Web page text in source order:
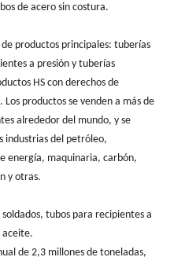
de acero sin costura.
productos principales: tuberías
a presión y tuberías
HS con derechos de
productos se venden a más de
alrededor del mundo, y se
industrias del petróleo,
energía, maquinaria, carbón,
y otras.
tubos para recipientes a
aceite.
de 2,3 millones de toneladas,